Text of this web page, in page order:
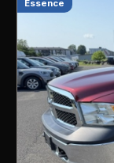
Essence